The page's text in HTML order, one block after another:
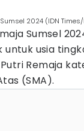
2024 (IDN
Sumsel
untuk usia
Remaja
(SMA).